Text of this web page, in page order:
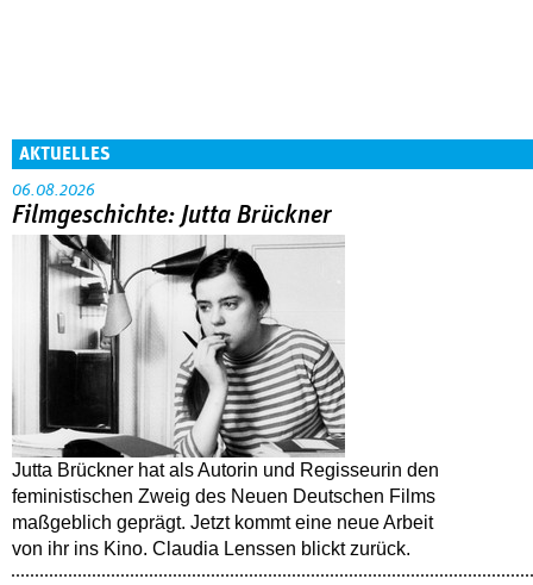
AKTUELLES
06.08.2026
Filmgeschichte: Jutta Brückner
Jutta Brückner hat als Autorin und Regisseurin den
feministischen Zweig des Neuen Deutschen Films
maßgeblich geprägt. Jetzt kommt eine neue Arbeit
von ihr ins Kino. Claudia Lenssen blickt zurück.